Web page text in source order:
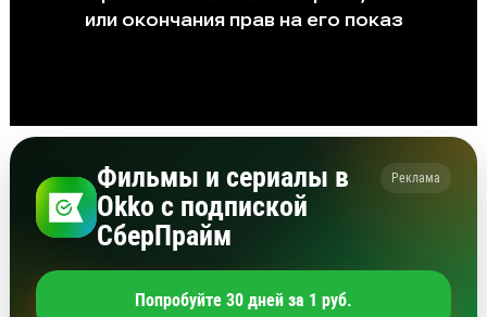
Фильмы и сериалы в
Okko с подпиской
СберПрайм
Реклама
Попробуйте 30 дней за 1 руб.